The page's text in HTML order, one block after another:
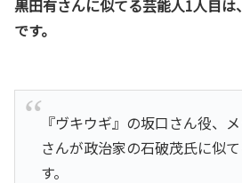
黒田有さんに似てる芸能人1人目
です。
『ヴキウギ』の坂口さん役、
さんが政治家の石破茂氏に似
す。